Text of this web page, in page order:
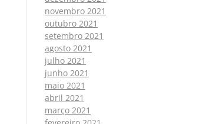
novembro 2021
outubro 2021
setembro 2021
agosto 2021
julho 2021
junho 2021
maio 2021
abril 2021
março 2021